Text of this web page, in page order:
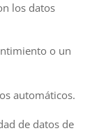
los datos
o un
automáticos.
de datos de